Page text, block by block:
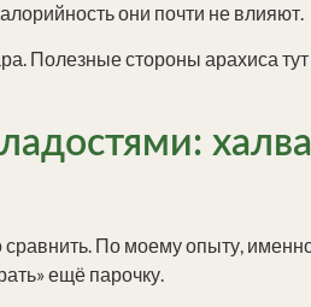
они почти не влияют.
Полезные стороны арахиса
сравнить. По моему опыту,
ещё парочку.